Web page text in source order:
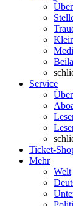
Service
Ticket-
Mehr
Welt